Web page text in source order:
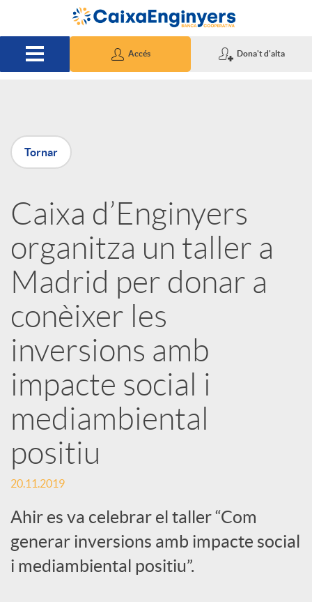
Salta al contingut principal
Accés Dona't d'alta
P
u
b
l
i
c
a
d
o
r
d
Tornar
Caixa d’Enginyers
organitza un taller a
Madrid per donar a
conèixer les
inversions amb
impacte social i
mediambiental
positiu
20.11.2019
Ahir es va celebrar el taller “Com
generar inversions amb impacte social
i mediambiental positiu”.